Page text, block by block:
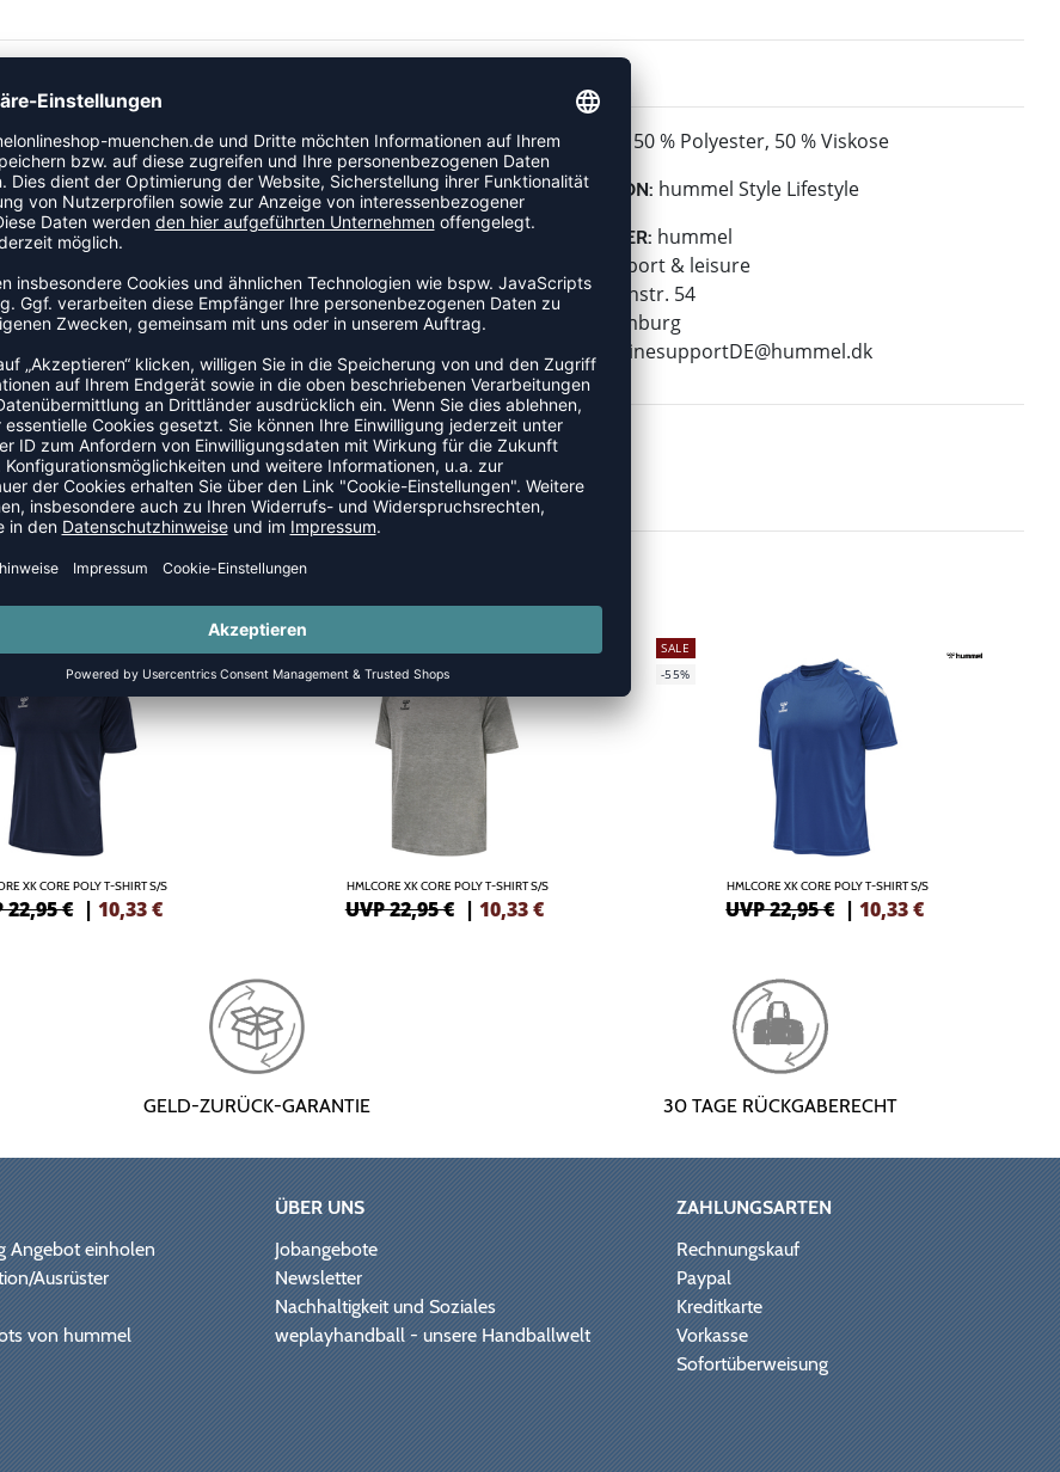
bietet eine reguläre Passform und
sowie das gedruckte Logo und die Winkel
MATERIAL: 50 % Polyester, 50 % Viskose
KOLLEKTION: hummel Style Lifestyle
HERSTELLER: hummel
hummel sport & leisure
Leverkusenstr. 54
22761 Hamburg
E-Mail:
onlinesupportDE@hummel.dk
XK CORE POLY T-SHIRT S/S
22,95 € |10,33€
-55%
HMLCORE XK CORE POLY T-SHIRT S/S
UVP 22,95 € | 10,33€
SALE
-55%
HMLCORE XK CORE POLY T-SHIRT S/S
UVP 22,95 € |10,33€
GELD-ZURÜCK-GARANTIE 30 TAGE RÜCKGABERECHT
Angebot einholen
Ausrüster
von hummel
ÜBER UNS
Jobangebote
Newsletter
Nachhaltigkeit und Soziales
weplayhandball - unsere Handballwelt
ZAHLUNGSARTEN
Rechnungskauf
Paypal
Kreditkarte
Vorkasse
Sofortüberweisung